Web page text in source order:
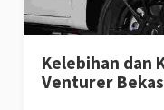
Kelebihan dan
Venturer Bekas